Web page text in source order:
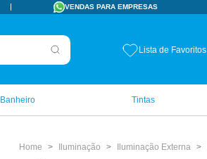
VENDAS PARA EMPRESAS
Lista de Favoritos
Banheiro Tintas
Iluminação Iluminação Externa